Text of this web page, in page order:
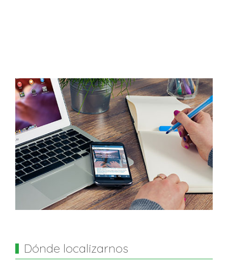
Dónde localizarnos